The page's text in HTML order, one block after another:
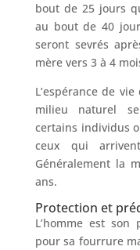
bout de 25 jours
au bout de 40
seront sevrés
mère vers 3 à 4
L’espérance de vie
milieu naturel
certains individus
ceux qui
Généralement la
ans.
Protection et
L’homme est
pour sa fourrure